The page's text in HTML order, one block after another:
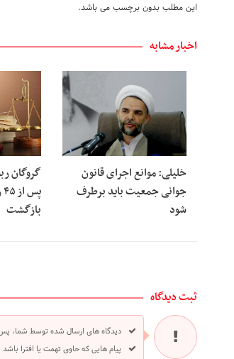
این مطلب بدون برچسب می باشد.
اخبار مشابه
خلیلی: موانع اجرای قانون
جوانی جمعیت باید برطرف
شود
گروگان
بازگشت
ثبت دیدگاه
دیدگاه های ارسال شده توسط شما،
پیام هایی که حاوی تهمت یا افترا